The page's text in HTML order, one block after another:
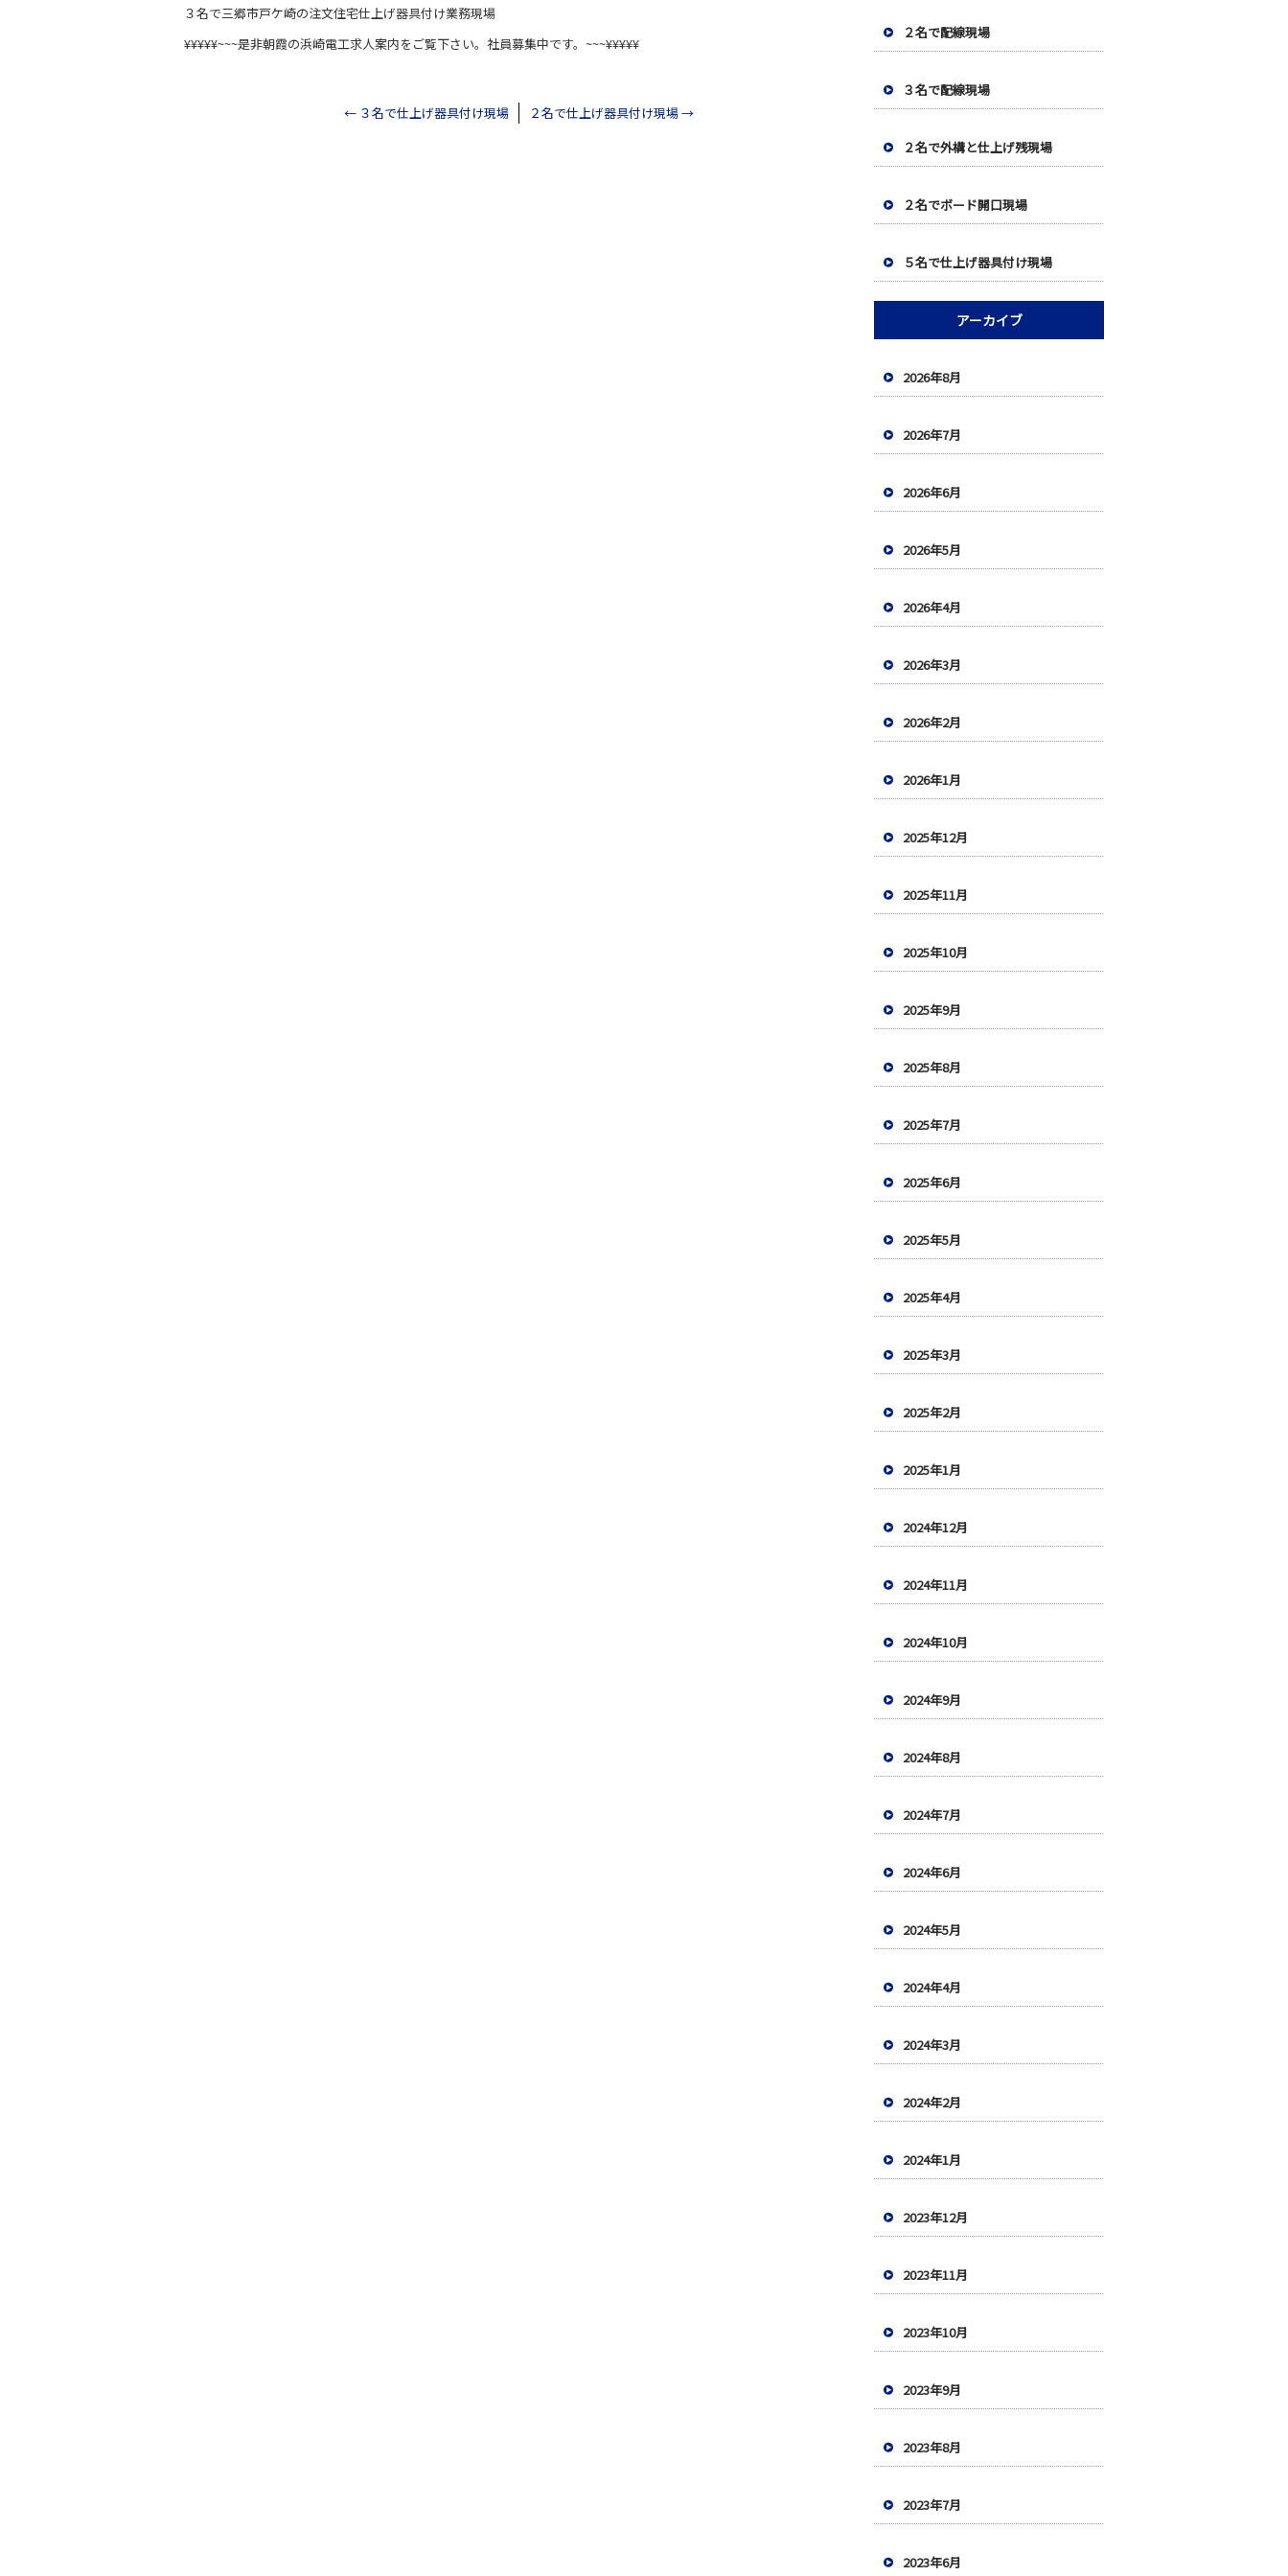
c e
３名で三郷市戸ケ崎の注文住宅仕上げ器具付け業務現場
¥¥¥¥¥~~~是非朝霞の浜崎電工求人案内をご覧下さい。社員募集中です。~~~¥¥¥¥¥
← ３名で仕上げ器具付け現場 ２名で仕上げ器具付け現場→
２名で配線現場
３名で配線現場
２名で外構と仕上げ残現場
２名でボード開口現場
５名で仕上げ器具付け現場
アーカイブ
2026年8月
2026年7月
2026年6月
2026年5月
2026年4月
2026年3月
2026年2月
2026年1月
2025年12月
2025年11月
2025年10月
2025年9月
2025年8月
2025年7月
2025年6月
2025年5月
2025年4月
2025年3月
2025年2月
2025年1月
2024年12月
2024年11月
2024年10月
2024年9月
2024年8月
2024年7月
2024年6月
2024年5月
2024年4月
2024年3月
2024年2月
2024年1月
2023年12月
2023年11月
2023年10月
2023年9月
2023年8月
2023年7月
2023年6月